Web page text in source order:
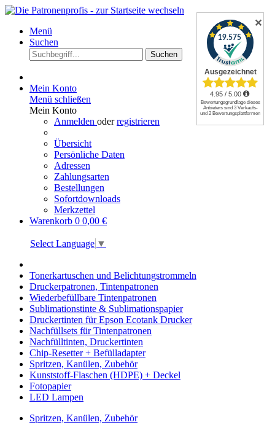
Menü
Suchen
Suchen
Mein Konto
Menü schließen
Mein Konto
Anmelden oderregistrieren
Übersicht
Persönliche Daten
Adressen
Zahlungsarten
Bestellungen
Sofortdownloads
Merkzettel
Warenkorb 0 0,00 €
Select Language ▼
Tonerkartuschen und Belichtungstrommeln
Druckerpatronen, Tintenpatronen
Wiederbefüllbare Tintenpatronen
Sublimationstinte & Sublimationspapier
Druckertinten für Epson Ecotank Drucker
Nachfüllsets für Tintenpatronen
Nachfülltinten, Druckertinten
Chip-Resetter + Befülladapter
Spritzen, Kanülen, Zubehör
Kunststoff-Flaschen (HDPE) + Deckel
Fotopapier
LED Lampen
Spritzen, Kanülen, Zubehör
✕